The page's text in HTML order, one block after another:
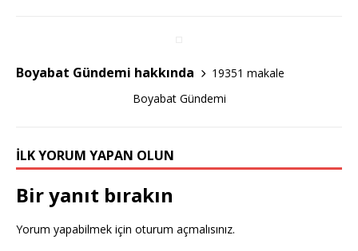
o
k
Boyabat Gündemi hakkında
19351 makale
Boyabat Gündemi
İLK YORUM YAPAN OLUN
Bir yanıt bırakın
Yorum yapabilmek için oturum açmalısınız.